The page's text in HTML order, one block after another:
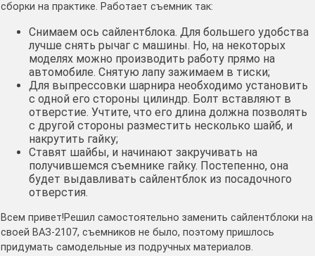
сборки на практике. Работает съемник так:
Снимаем ось сайлентблока. Для большего удобства
лучше снять рычаг с машины. Но, на некоторых
моделях можно производить работу прямо на
автомобиле. Снятую лапу зажимаем в тиски;
Для выпрессовки шарнира необходимо установить
с одной его стороны цилиндр. Болт вставляют в
отверстие. Учтите, что его длина должна позволять
с другой стороны разместить несколько шайб, и
накрутить гайку;
Ставят шайбы, и начинают закручивать на
получившемся съемнике гайку. Постепенно, она
будет выдавливать сайлентблок из посадочного
отверстия.
Всем привет!Решил самостоятельно заменить сайлентблоки на
своей ВАЗ-2107, съемников не было, поэтому пришлось
придумать самодельные из подручных материалов.